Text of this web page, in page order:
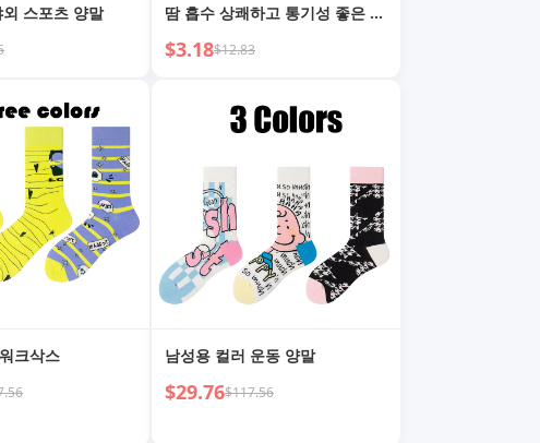
스포츠 양말
땀 흡수 상쾌하고 통기성 좋은 두
꺼움
$3.18$12.83
크삭스 남성용 컬러 운동 양말
$29.76$117.56